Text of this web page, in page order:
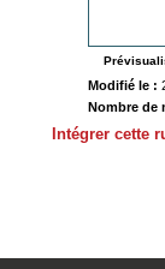
Modifié le :
Nombre de
Intégrer cette